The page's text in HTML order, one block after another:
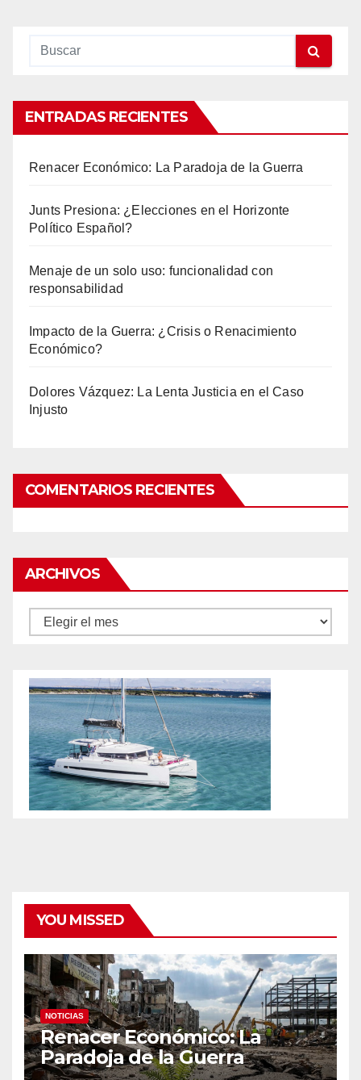
ENTRADAS RECIENTES
Renacer Económico: La Paradoja de la Guerra
Junts Presiona: ¿Elecciones en el Horizonte
Político Español?
Menaje de un solo uso: funcionalidad con
responsabilidad
Impacto de la Guerra: ¿Crisis o Renacimiento
Económico?
Dolores Vázquez: La Lenta Justicia en el Caso
Injusto
COMENTARIOS RECIENTES
ARCHIVOS
Archivos
YOU MISSED
NOTICIAS
Renacer Económico: La
Paradoja de la Guerra